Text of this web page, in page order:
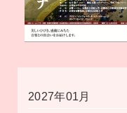
2027年01月